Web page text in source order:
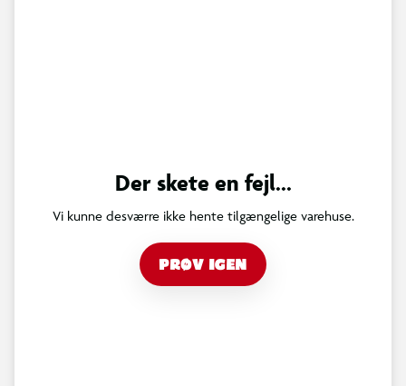
Der skete en fejl...
Vi kunne desværre ikke hente tilgængelige varehuse.
PRØV IGEN